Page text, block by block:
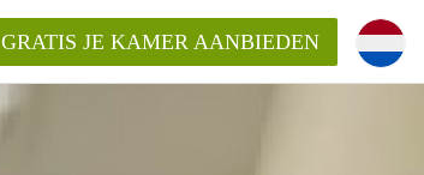
GRATIS JE KAMER AANBIEDEN